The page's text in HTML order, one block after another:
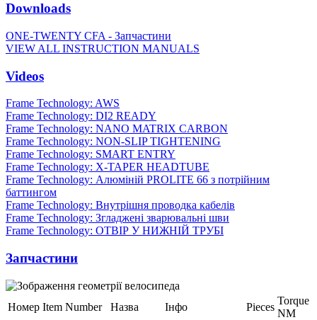
Downloads
ONE-TWENTY CFA - Запчастини
VIEW ALL INSTRUCTION MANUALS
Videos
Frame Technology: AWS
Frame Technology: DI2 READY
Frame Technology: NANO MATRIX CARBON
Frame Technology: NON-SLIP TIGHTENING
Frame Technology: SMART ENTRY
Frame Technology: X-TAPER HEADTUBE
Frame Technology: Алюміній PROLITE 66 з потрійним
баттингом
Frame Technology: Внутрішня проводка кабелів
Frame Technology: Згладжені зварювальні шви
Frame Technology: ОТВІР У НИЖНІЙ ТРУБІ
Запчастини
Номер Item Number Назва Інфо Pieces
Torque
NM